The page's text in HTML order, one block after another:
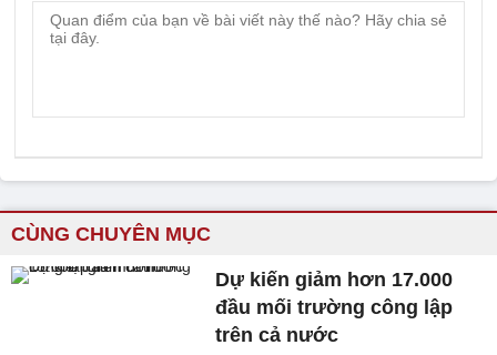
CÙNG CHUYÊN MỤC
Dự kiến giảm hơn 17.000
đầu mối trường công lập
trên cả nước